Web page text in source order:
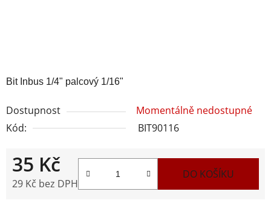
Bit Inbus 1/4" palcový 1/16"
Dostupnost
Momentálně nedostupné
Kód:
BIT90116
35 Kč
29 Kč bez DPH
DO KOŠÍKU